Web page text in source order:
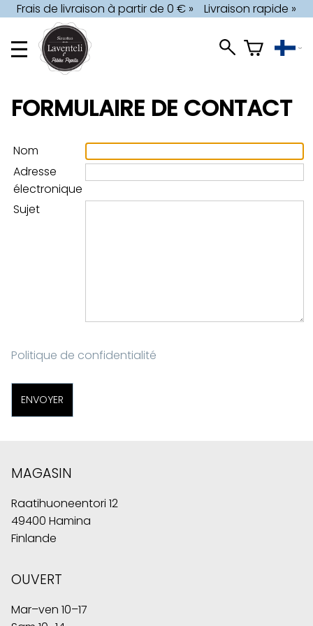
Frais de livraison à partir de 0 € » Livraison rapide »
FORMULAIRE DE CONTACT
Nom
Adresse
électronique
Sujet
Politique de confidentialité
MAGASIN
Raatihuoneentori 12
49400 Hamina
Finlande
OUVERT
Mar–ven 10–17